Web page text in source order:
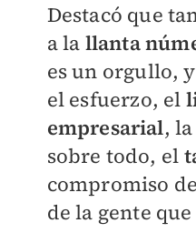
Destacó que
a la llanta
es un orgullo,
el esfuerzo, el
empresarial,
sobre todo, el
compromiso
de la gente